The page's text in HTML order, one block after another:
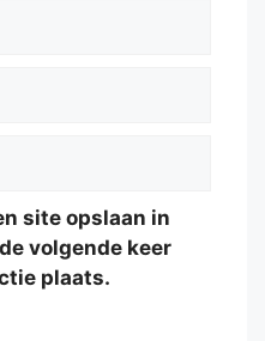
site opslaan in
volgende keer
plaats.